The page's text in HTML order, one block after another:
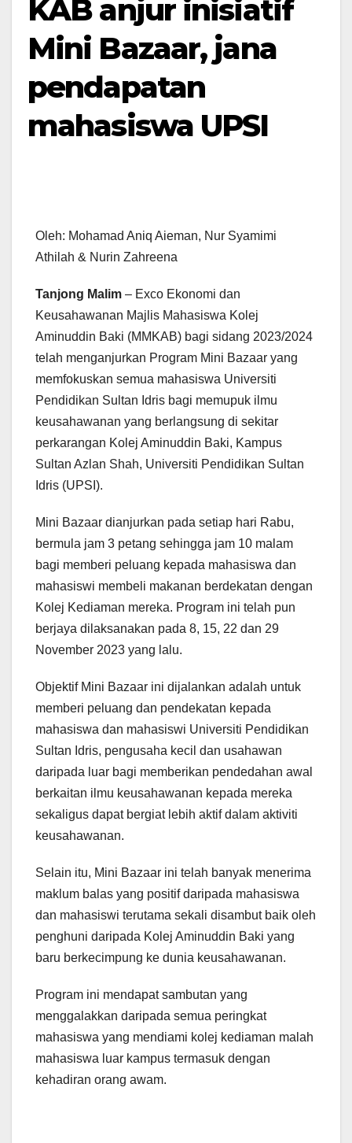
KAB anjur inisiatif
Mini Bazaar, jana
pendapatan
mahasiswa UPSI
Oleh: Mohamad Aniq Aieman, Nur Syamimi
Athilah & Nurin Zahreena
Tanjong Malim – Exco Ekonomi dan
Keusahawanan Majlis Mahasiswa Kolej
Aminuddin Baki (MMKAB) bagi sidang 2023/2024
telah menganjurkan Program Mini Bazaar yang
memfokuskan semua mahasiswa Universiti
Pendidikan Sultan Idris bagi memupuk ilmu
keusahawanan yang berlangsung di sekitar
perkarangan Kolej Aminuddin Baki, Kampus
Sultan Azlan Shah, Universiti Pendidikan Sultan
Idris (UPSI).
Mini Bazaar dianjurkan pada setiap hari Rabu,
bermula jam 3 petang sehingga jam 10 malam
bagi memberi peluang kepada mahasiswa dan
mahasiswi membeli makanan berdekatan dengan
Kolej Kediaman mereka. Program ini telah pun
berjaya dilaksanakan pada 8, 15, 22 dan 29
November 2023 yang lalu.
Objektif Mini Bazaar ini dijalankan adalah untuk
memberi peluang dan pendekatan kepada
mahasiswa dan mahasiswi Universiti Pendidikan
Sultan Idris, pengusaha kecil dan usahawan
daripada luar bagi memberikan pendedahan awal
berkaitan ilmu keusahawanan kepada mereka
sekaligus dapat bergiat lebih aktif dalam aktiviti
keusahawanan.
Selain itu, Mini Bazaar ini telah banyak menerima
maklum balas yang positif daripada mahasiswa
dan mahasiswi terutama sekali disambut baik oleh
penghuni daripada Kolej Aminuddin Baki yang
baru berkecimpung ke dunia keusahawanan.
Program ini mendapat sambutan yang
menggalakkan daripada semua peringkat
mahasiswa yang mendiami kolej kediaman malah
mahasiswa luar kampus termasuk dengan
kehadiran orang awam.